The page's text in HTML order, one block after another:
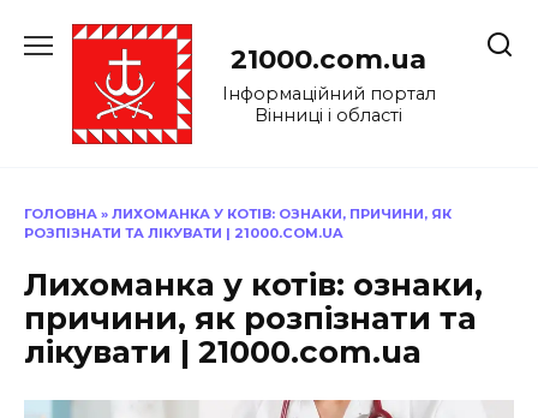
до
21000.com.ua
Інформаційний портал
Вінниці і області
ГОЛОВНА » ЛИХОМАНКА У КОТІВ: ОЗНАКИ, ПРИЧИНИ, ЯК
РОЗПІЗНАТИ ТА ЛІКУВАТИ | 21000.COM.UA
Лихоманка у котів: ознаки,
причини, як розпізнати та
лікувати | 21000.com.ua